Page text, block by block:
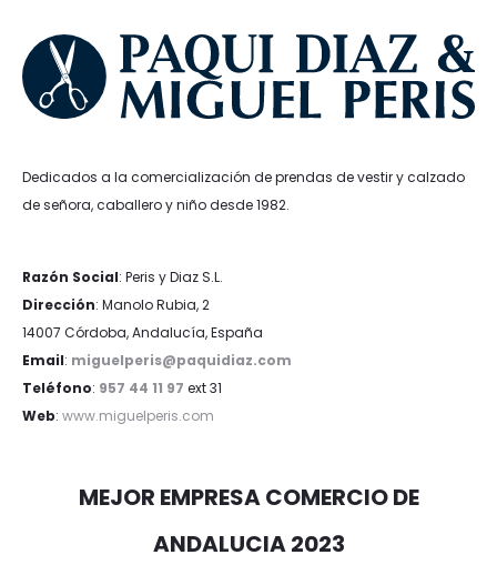
Dedicados a la comercialización de prendas de vestir y calzado
de señora, caballero y niño desde 1982.
Razón Social: Peris y Diaz S.L.
Dirección: Manolo Rubia, 2
14007 Córdoba, Andalucía, España
Email: miguelperis@paquidiaz.com
Teléfono: 957 44 11 97 ext 31
Web: www.miguelperis.com
MEJOR EMPRESA COMERCIO DE
ANDALUCIA 2023